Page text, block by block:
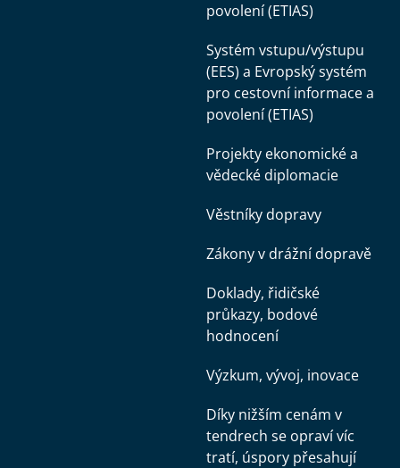
povolení (ETIAS)
Systém vstupu/výstupu
(EES) a Evropský systém
pro cestovní informace a
povolení (ETIAS)
Projekty ekonomické a
vědecké diplomacie
Věstníky dopravy
Zákony v drážní dopravě
Doklady, řidičské
průkazy, bodové
hodnocení
Výzkum, vývoj, inovace
Díky nižším cenám v
tendrech se opraví víc
tratí, úspory přesahují